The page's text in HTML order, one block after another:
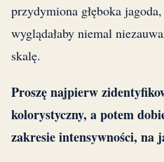
przydymiona głęboka
wyglądałaby niemal
skalę.
Proszę najpierw
kolorystyczny, a potem
zakresie intensywności, na